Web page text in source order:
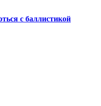
с баллистикой